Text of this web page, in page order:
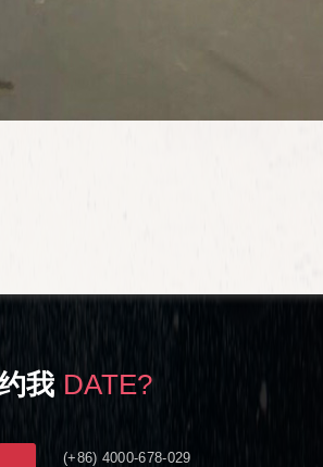
我 DATE?
(+86) 4000-678-029